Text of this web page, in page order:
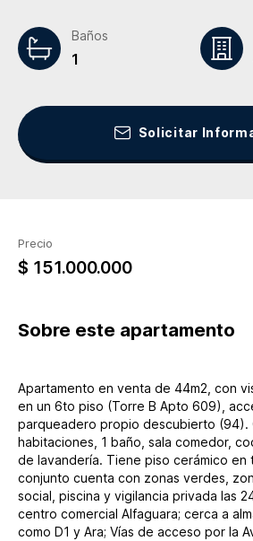
Baños
1
Solicitar
Precio
$ 151.000.000
Sobre este apartamento
Apartamento en venta de 44m2, con
en un 6to piso (Torre B Apto 609),
parqueadero propio descubierto (94).
habitaciones, 1 baño, sala comedor,
de lavandería. Tiene piso cerámico en
conjunto cuenta con zonas verdes,
social, piscina y vigilancia privada las
centro comercial Alfaguara; cerca a
como D1 y Ara; Vías de acceso por la